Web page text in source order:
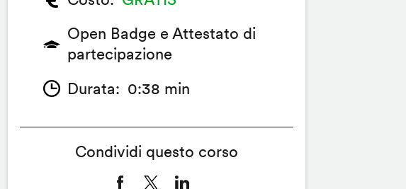
Open Badge e Attestato di
partecipazione
Durata
0:38 min
Condividi questo corso